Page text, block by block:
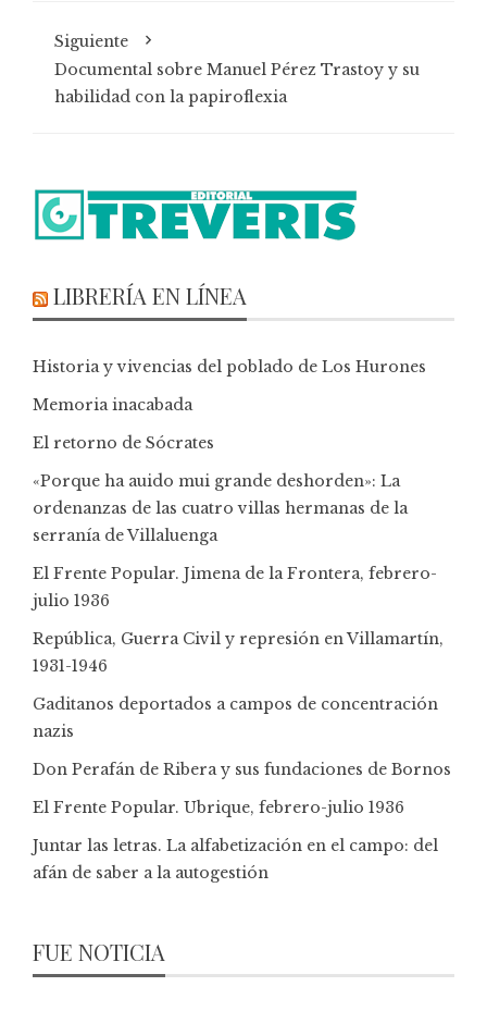
Siguiente
Documental sobre Manuel Pérez Trastoy y su
habilidad con la papiroflexia
LIBRERÍA EN LÍNEA
Historia y vivencias del poblado de Los Hurones
Memoria inacabada
El retorno de Sócrates
«Porque ha auido mui grande deshorden»: La
ordenanzas de las cuatro villas hermanas de la
serranía de Villaluenga
El Frente Popular. Jimena de la Frontera, febrero-
julio 1936
República, Guerra Civil y represión en Villamartín,
1931-1946
Gaditanos deportados a campos de concentración
nazis
Don Perafán de Ribera y sus fundaciones de Bornos
El Frente Popular. Ubrique, febrero-julio 1936
Juntar las letras. La alfabetización en el campo: del
afán de saber a la autogestión
FUE NOTICIA